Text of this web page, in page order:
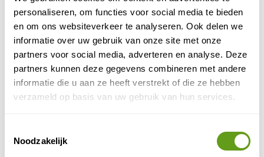
personaliseren, om functies voor social media te bieden
en om ons websiteverkeer te analyseren. Ook delen we
informatie over uw gebruik van onze site met onze
partners voor social media, adverteren en analyse. Deze
partners kunnen deze gegevens combineren met andere
informatie die u aan ze heeft verstrekt of die ze hebben
verzameld op basis van uw gebruik van hun services.
Noodzakelijk
9,9 km - 5u 30m
Vanaf het noorden van Anavatos start je aan de derde
van de acht etappes. Qua hoogtemeters betreft het de
meest eenvoudige etappe van allemaal, want je gaat
slechts een hoogteverschil van 200 meter afleggen.
Verplaats je door de verlaten nederzettingen langs de
steile kliffen van het dorp naar het “Footpath of
geassocieerd met verschillende legendes en mythes,
met name in de tijd van piraterij rondom het eiland